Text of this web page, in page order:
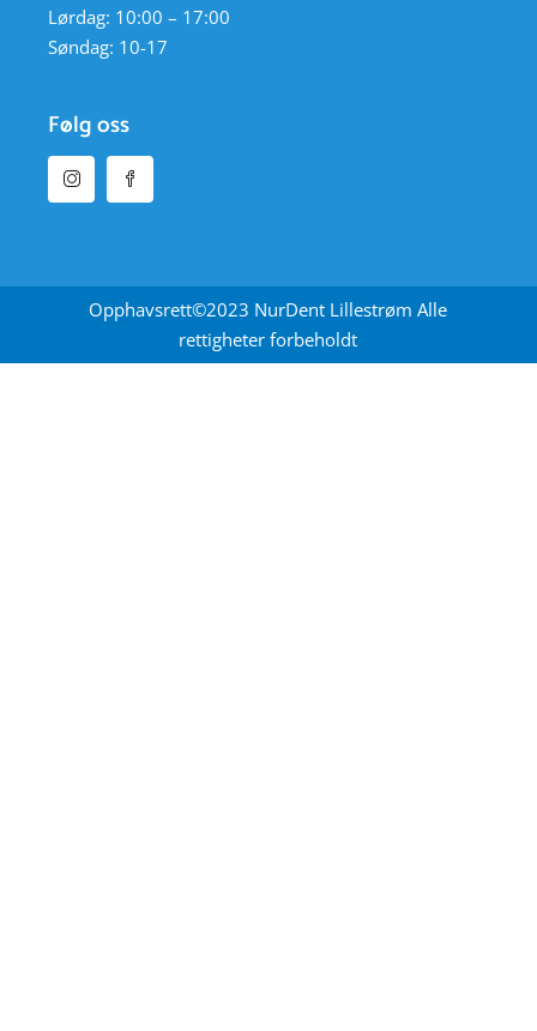
Lørdag: 10:00 – 17:00
Søndag: 10-17
Følg oss
Opphavsrett©2023 NurDent Lillestrøm Alle
rettigheter forbeholdt